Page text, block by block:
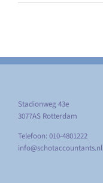
Stadionweg 43e
3077AS Rotterdam
Telefoon: 010-4801222
info@schotaccountants.nl